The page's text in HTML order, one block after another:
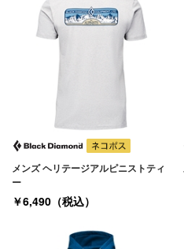
メンズ ヘリテージアルピニストティ
ー
￥6,490（税込）